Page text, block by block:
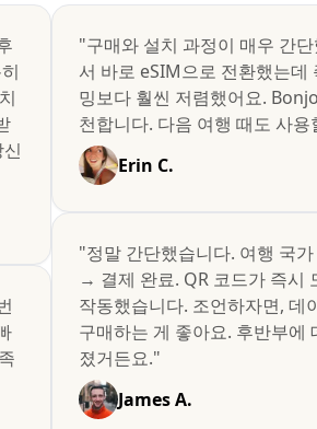
"구매와 설치 과정이 매우 간
서 바로 eSIM으로 전환했는데
밍보다 훨씬 저렴했어요.
천합니다. 다음 여행 때도 사용
Erin C.
"정말 간단했습니다. 여행 국
→ 결제 완료. QR 코드가 즉시
작동했습니다. 조언하자면, 데
구매하는 게 좋아요. 후반부에
졌거든요."
James A.